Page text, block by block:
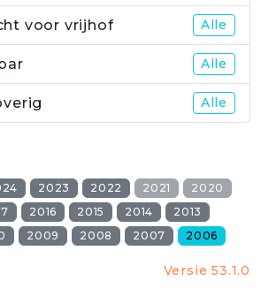
voor vrijhof Alle
Alle
Alle
2023 2022 2021
2020
2016 2015 2014
2013
2009 2008 2007 2006
Versie 53.1.0